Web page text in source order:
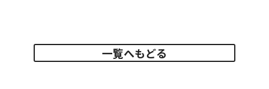
一覧へもどる